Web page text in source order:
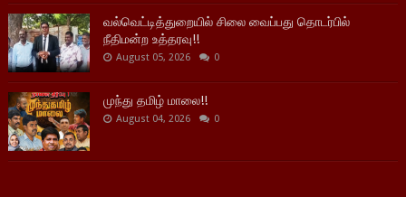
வல்வெட்டித்துறையில் சிலை வைப்பது தொடர்பில்
நீதிமன்ற உத்தரவு!!
August 05, 2026 0
முந்து தமிழ் மாலை!!
August 04, 2026 0